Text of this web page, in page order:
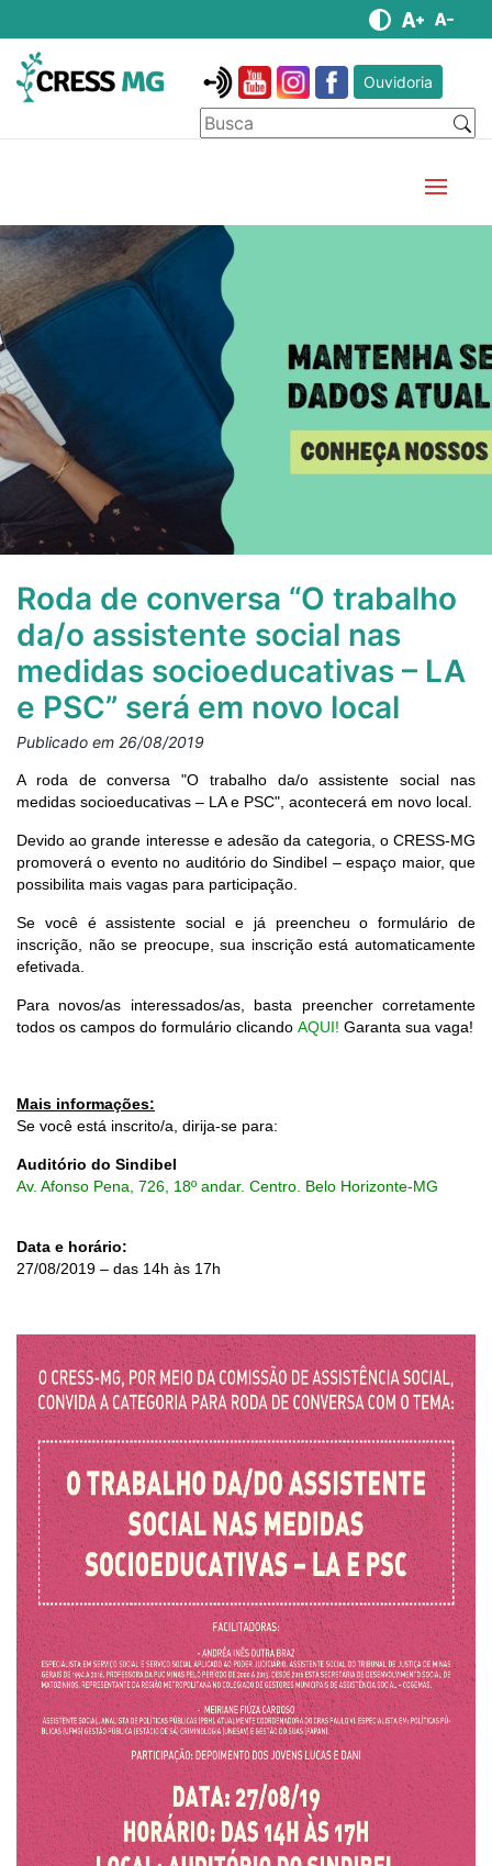
Ouvidoria
Roda de conversa “O trabalho
da/o assistente social nas
medidas socioeducativas – LA
e PSC” será em novo local
Publicado em 26/08/2019
A roda de conversa "O trabalho da/o assistente social nas
medidas socioeducativas – LA e PSC" , acontecerá em novo local.
Devido ao grande interesse e adesão da categoria, o CRESS-MG
promoverá o evento no auditório do Sindibel – espaço maior, que
possibilita mais vagas para participação.
Se você é assistente social e já preencheu o formulário de
inscrição, não se preocupe, sua inscrição está automaticamente
efetivada.
Para novos/as interessados/as, basta preencher corretamente
todos os campos do formulário clicando AQUI! Garanta sua vaga!
Mais informações:
Se você está inscrito/a, dirija-se para:
Auditório do Sindibel
Av. Afonso Pena, 726, 18º andar. Centro. Belo Horizonte-MG
Data e horário:
27/08/2019 – das 14h às 17h